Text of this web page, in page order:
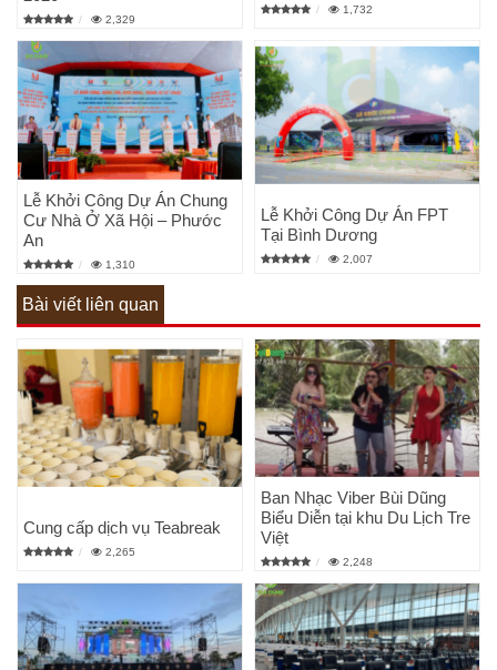
2,329
1,732
Lễ Khởi Công Dự Án Chung
Cư Nhà Ở Xã Hội – Phước
An
1,310
Lễ Khởi Công Dự Án FPT
Tại Bình Dương
2,007
Bài viết liên quan
Cung cấp dịch vụ Teabreak
2,265
Ban Nhạc Viber Bùi Dũng
Biểu Diễn tại khu Du Lịch Tre
Việt
2,248